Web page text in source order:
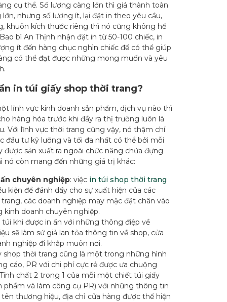
cụ thể. Số lượng càng lớn thì giá thành toàn
nhưng số lượng ít, lại đặt in theo yêu cầu,
khuôn kích thước riêng thì nó cũng không hề
bì An Thịnh nhận đặt in từ 50-100 chiếc, in
ít đến hàng chục nghìn chiếc để có thể giúp
có thể đạt được những mong muốn và yêu
in túi giấy shop thời trang?
lĩnh vực kinh doanh sản phẩm, dịch vụ nào thì
hàng hóa trước khi đẩy ra thị trường luôn là
Với lĩnh vực thời trang cũng vậy, nó thậm chí
đầu tư kỹ lưỡng và tối đa nhất có thể bởi mỗi
được sản xuất ra ngoài chức năng chứa đựng
nó còn mang đến những giá trị khác:
chuyên nghiệp: việc in túi shop thời trang
kiện để đánh dấy cho sự xuất hiện của các
các doanh nghiệp may mặc đặt chân vào
kinh doanh chuyên nghiệp.
túi khi được in ấn với những thông điệp về
sẽ làm sứ giả lan tỏa thông tin về shop, cửa
nghiệp đi khắp muôn nơi.
shop thời trang cũng là một trong những hình
cáo, PR với chi phí cực rẻ được ưa chuộng
chất 2 trong 1 của mỗi một chiết túi giấy
phẩm và làm công cụ PR) với những thông tin
thương hiệu, địa chỉ cửa hàng được thể hiện